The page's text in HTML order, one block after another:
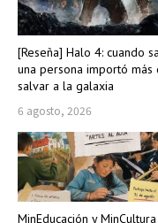
[Reseña] Halo 4: cuando
una persona importó más
salvar a la galaxia
6 agosto, 2026
MinEducación y